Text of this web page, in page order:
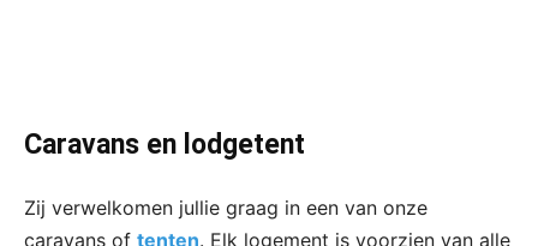
Caravans en lodgetent
Zij verwelkomen jullie graag in een van onze
caravans of tenten. Elk logement is voorzien van alle